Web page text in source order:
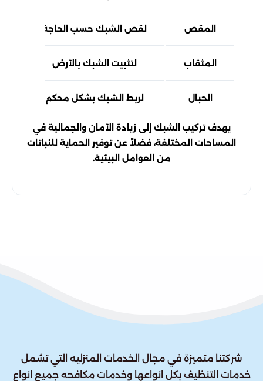
المقص لقص الشبك حسب الحاجة
المثقاب لتثبيت الشبك بالأرض
الحبال لربط الشبك بشكل محكم
يهدف تركيب الشبك إلى زيادة الأمان والجمالية في
المساحات المختلفة، فضلاً عن توفير الحماية للنباتات
من العوامل البيئية.
شركتنا متميزة في مجال الخدمات المنزليه التي تشمل
خدمات التنظيف بكل انواعها وخدمات مكافحه جميع انواع